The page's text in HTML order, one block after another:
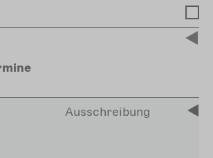
Ausschreibung